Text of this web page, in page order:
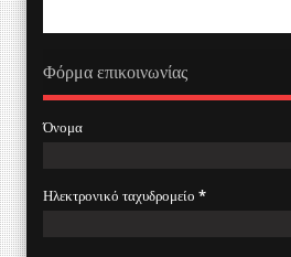
Φόρμα επικοινωνίας
Όνομα
Ηλεκτρονικό ταχυδρομείο *